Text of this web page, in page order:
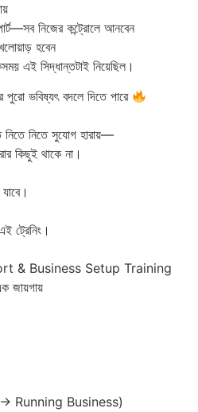
নিজের কন্ট্রোলে আনবেন
হবেন
এই সিদ্ধান্তটাই নিয়েছিল।
ভবিষ্যৎ বদলে দিতে পারে
নিতে নিতে সুযোগ হারায়—
কিছুই থাকে না।
ট্রেনিং।
& Business Setup Training
জায়গায়
Running Business)